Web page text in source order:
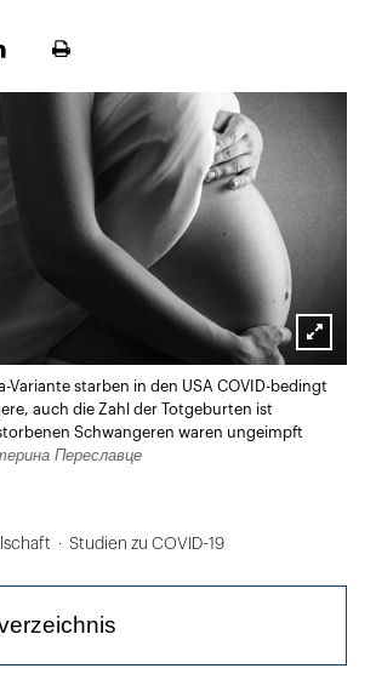
Seite
Lightbox
öffnen
Variante starben in den USA COVID-bedingt
auch die Zahl der Totgeburten ist
Schwangeren waren ungeimpft
Переславце
Studien zu COVID-19